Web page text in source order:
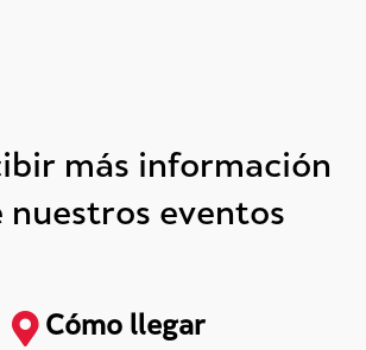
más información
nuestros eventos
Cómo llegar